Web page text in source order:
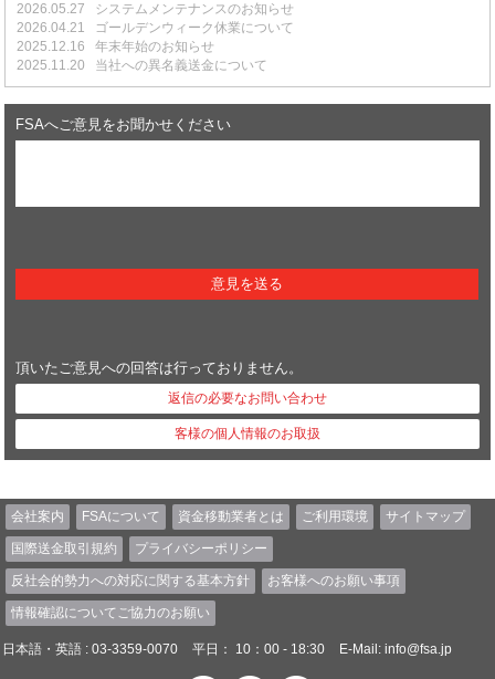
2026.05.27
システムメンテナンスのお知らせ
2026.04.21
ゴールデンウィーク休業について
2025.12.16
年末年始のお知らせ
2025.11.20
当社への異名義送金について
FSAへご意見をお聞かせください
頂いたご意見への回答は行っておりません。
返信の必要なお問い合わせ
客様の個人情報のお取扱
会社案内 FSAについて 資金移動業者とは ご利用環境 サイトマップ
国際送金取引規約 プライバシーポリシー
反社会的勢力への対応に関する基本方針 お客様へのお願い事項
情報確認についてご協力のお願い
日本語・英語 : 03-3359-0070 平日： 10：00 - 18:30 E-Mail: info@fsa.jp